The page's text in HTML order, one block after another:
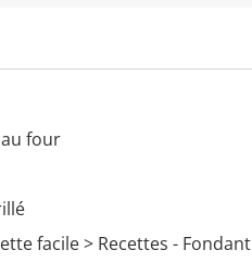
four
facile> Recettes - Fondant